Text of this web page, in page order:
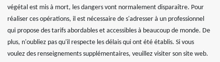
végétal est mis à mort, les dangers vont normalement disparaître. Pour
réaliser ces opérations, il est nécessaire de s'adresser à un professionnel
qui propose des tarifs abordables et accessibles à beaucoup de monde. De
plus, n'oubliez pas qu'il respecte les délais qui ont été établis. Si vous
voulez des renseignements supplémentaires, veuillez visiter son site web.